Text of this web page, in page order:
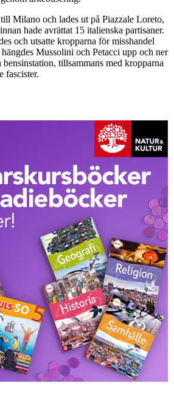
Milano och lades ut på Piazzale Loreto,
hade avrättat 15 italienska partisaner.
och utsatte kropparna för misshandel
Mussolini och Petacci upp och ner
tillsammans med kropparna
fascister.